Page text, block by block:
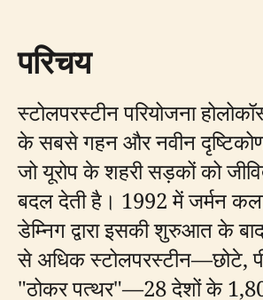
परिचय
स्टोलपरस्टीन परियोजना
के सबसे गहन और नवीन
जो यूरोप के शहरी सड़कों को
बदल देती है। 1992 में जर्मन
डेम्निग द्वारा इसकी शुरुआत के
से अधिक स्टोलपरस्टीन—छोटे,
"ठोकर पत्थर"—28 देशों के